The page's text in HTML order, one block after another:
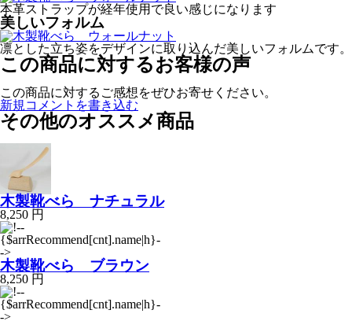
本革ストラップが経年使用で良い感じになります
美しいフォルム
凛とした立ち姿をデザインに取り込んだ美しいフォルムです。
この商品に対するお客様の声
この商品に対するご感想をぜひお寄せください。
新規コメントを書き込む
その他のオススメ商品
木製靴べら ナチュラル
8,250 円
木製靴べら ブラウン
8,250 円